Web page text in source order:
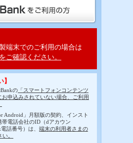
端末でのご利用の場合は
ご確認ください。
の「スマートフォンコンテンツ
お申込みされていない場合、ご利用
Android」月額版の契約、インスト
帯電話会社のID（dアカウン
話番号）は、 端末の利用者さまの
。